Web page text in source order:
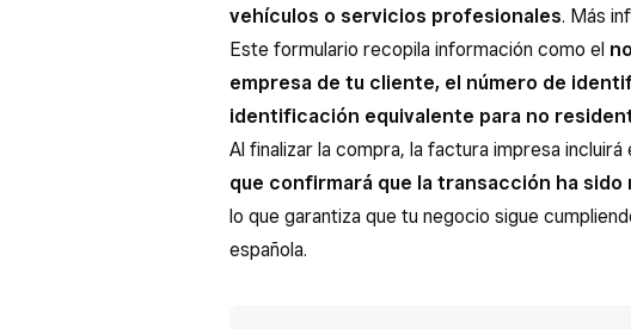
vehículos o servicios profesionales. Más
Este formulario recopila información como el
empresa de tu cliente, el número de
identificación equivalente para no
Al finalizar la compra, la factura impresa
que confirmará que la transacción ha
lo que garantiza que tu negocio sigue
española.